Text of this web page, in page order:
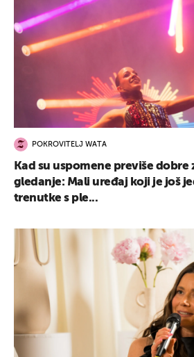
POKROVITELJ WATA
Kad su uspomene previše dobre
gledanje: Mali uređaj koji je još
trenutke s ple...